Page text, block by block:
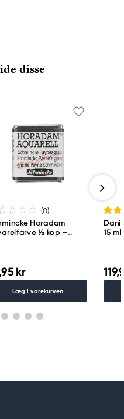
disse
(0)
Horadam
½ kop –
kr
Læg i varekurven
15